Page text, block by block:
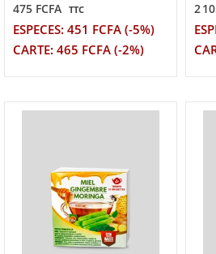
475 FCFA TTC
ESPECES: 451 FCFA (-5%)
CARTE: 465 FCFA (-2%)
2